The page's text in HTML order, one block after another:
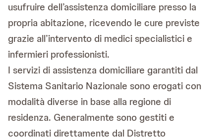
usufruire dell’assistenza domiciliare presso la
propria abitazione, ricevendo le cure previste
grazie all’intervento di medici specialistici e
infermieri professionisti.
I servizi di assistenza domiciliare garantiti dal
Sistema Sanitario Nazionale sono erogati con
modalità diverse in base alla regione di
residenza. Generalmente sono gestiti e
coordinati direttamente dal Distretto